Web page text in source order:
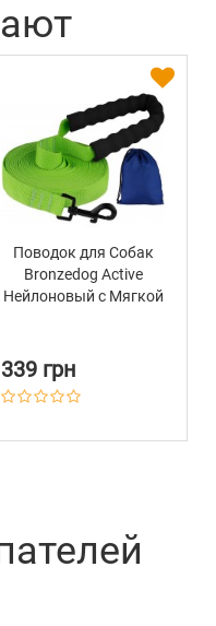
Поводок для Собак
Bronzedog Active
Нейлоновый с Мягкой
339 грн